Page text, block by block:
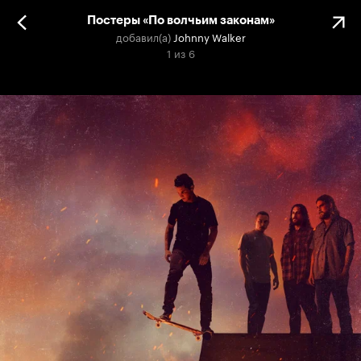
Постеры «По волчьим законам»
добавил(а) Johnny Walker
1 из 6